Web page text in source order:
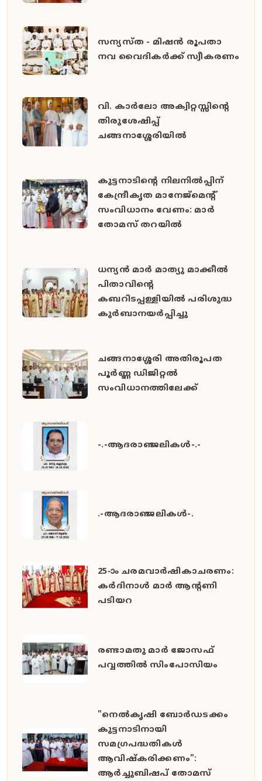
സന്യസ്ത - മിഷൻ രൂപതാ
നവ വൈദികർക്ക് സ്വീകരണം
വി. കാർലോ അക്വിറ്റസ്സിന്റെ
തിരുശേഷിപ്പ്
ചങ്ങനാശ്ശേരിയിൽ
കുട്ടനാടിന്റെ നിലനിൽപ്പിന്
കേന്ദ്രീകൃത മാനേജ്മെന്റ്
സംവിധാനം വേണം: മാർ
തോമസ് തറയിൽ
ധന്യൻ മാർ മാത്യു മാക്കീൽ
പിതാവിൻ്റെ
കബറിടപ്പള്ളിയിൽ പരിശുദ്ധ
കുർബാനയർപ്പിച്ചു
ചങ്ങനാശ്ശേരി അതിരൂപത
പൂർണ്ണ ഡിജിറ്റൽ
സംവിധാനത്തിലേക്ക്
-.-ആദരാഞ്ജലികൾ-.-
.-ആദരാഞ്ജലികൾ-.
25-ാം ചരമവാർഷികാചരണം:
കർദിനാൾ മാർ ആന്റണി
പടിയറ
രണ്ടാമതു മാർ ജോസഫ്
പവ്വത്തിൽ സിംപോസിയം
"നെൽകൃഷി ബോർഡടക്കം
കുട്ടനാടിനായി
സമഗ്രപദ്ധതികൾ
ആവിഷ്കരിക്കണം":
ആർച്ചുബിഷപ് തോമസ്